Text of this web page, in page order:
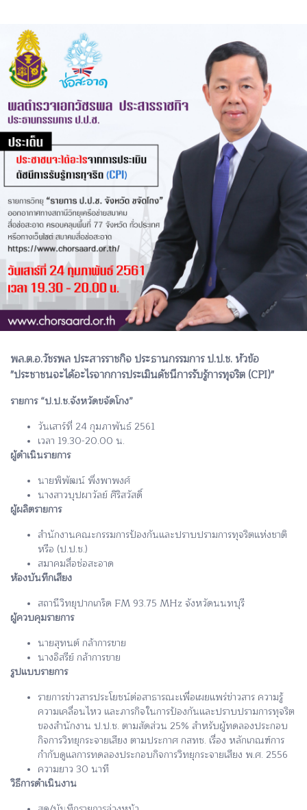
พล.ต.อ.วัชรพล ประสารราชกิจ ประธานกรรมการ ป.ป.ช. หัวข้อ
"ประชาชนจะได้อะไรจากการประเมินดัชนีการรับรู้การทุจริต (CPI)"
รายการ “ป.ป.ช.จังหวัดขจัดโกง”
วันเสาร์ที่ 24 กุมภาพันธ์ 2561
เวลา 19.30-20.00 น.
ผู้ดำเนินรายการ
นายพิพัฒน์ พึ่งพาพงศ์
นางสาวบุปผาวัลย์ ศิริสวัสดิ์
ผู้ผลิตรายการ
สำนักงานคณะกรรมการป้องกันและปราบปรามการทุจริตแห่งชาติ
หรือ (ป.ป.ช.)
สมาคมสื่อช่อสะอาด
ห้องบันทึกเสียง
สถานีวิทยุปากเกร็ด FM 93.75 MHz จังหวัดนนทบุรี
ผู้ควบคุมรายการ
นายสุทนต์ กล้าการขาย
นางอิสรีย์ กล้าการขาย
รูปแบบรายการ
รายการข่าวสารประโยชน์ต่อสาธารณะเพื่อเผยแพร่ข่าวสาร ความรู้
ความเคลื่อนไหว และภารกิจในการป้องกันและปราบปรามการทุจริต
ของสำนักงาน ป.ป.ช. ตามสัดส่วน 25% สำหรับผู้ทดลองประกอบ
กิจการวิทยุกระจายเสียง ตามประกาศ กสทช. เรื่อง หลักเกณฑ์การ
กำกับดูแลการทดลองประกอบกิจการวิทยุกระจายเสียง พ.ศ. 2556
ความยาว 30 นาที
วิธีการดำเนินงาน